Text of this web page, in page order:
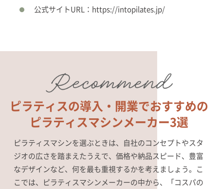
公式サイトURL：https://intopilates.jp/
ピラティスの導入・開業でおすすめの
ピラティスマシンメーカー3選
ピラティスマシンを選ぶときは、自社のコンセプトやスタ
ジオの広さを踏まえたうえで、価格や納品スピード、豊富
なデザインなど、何を最も重視するかを考えましょう。こ
こでは、ピラティスマシンメーカーの中から、「コスパの